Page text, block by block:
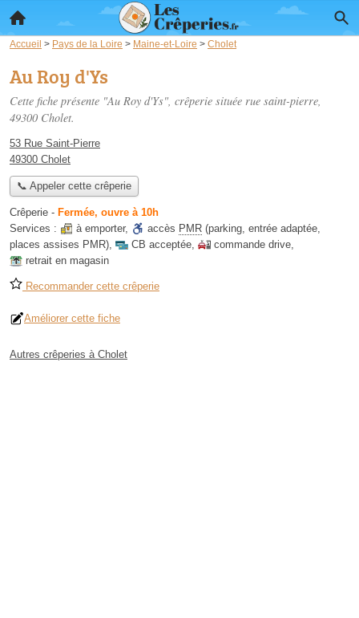
Accueil > Pays de la Loire > Maine-et-Loire > Cholet
Au Roy d'Ys
Cette fiche présente "Au Roy d'Ys", crêperie située rue saint-pierre,
49300 Cholet.
53 Rue Saint-Pierre
49300 Cholet
📞 Appeler cette crêperie
Crêperie - Fermée, ouvre à 10h
Services :
à emporter, accès PMR (parking, entrée adaptée,
places assises PMR), CB acceptée, commande drive,
retrait en magasin
Recommander cette crêperie
Améliorer cette fiche
Autres crêperies à Cholet